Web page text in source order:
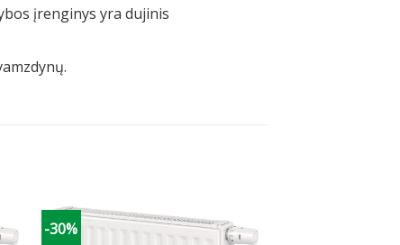
įrenginys yra dujinis
-30%